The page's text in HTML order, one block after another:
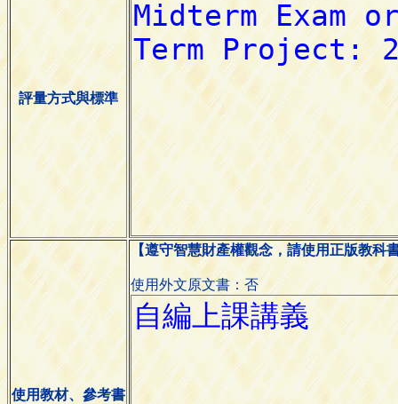
評量方式與標準
使用教材、參考書
【遵守智慧財產權觀念，請使用正版教科
使用外文原文書：否